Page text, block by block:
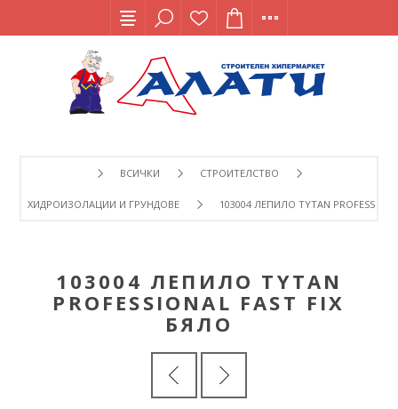
ВСИЧКИ СТРОИТЕЛСТВО
ХИДРОИЗОЛАЦИИ И ГРУНДОВЕ 103004 ЛЕПИЛО TYTAN
103004 ЛЕПИЛО TYTAN
PROFESSIONAL FAST FIX
БЯЛО